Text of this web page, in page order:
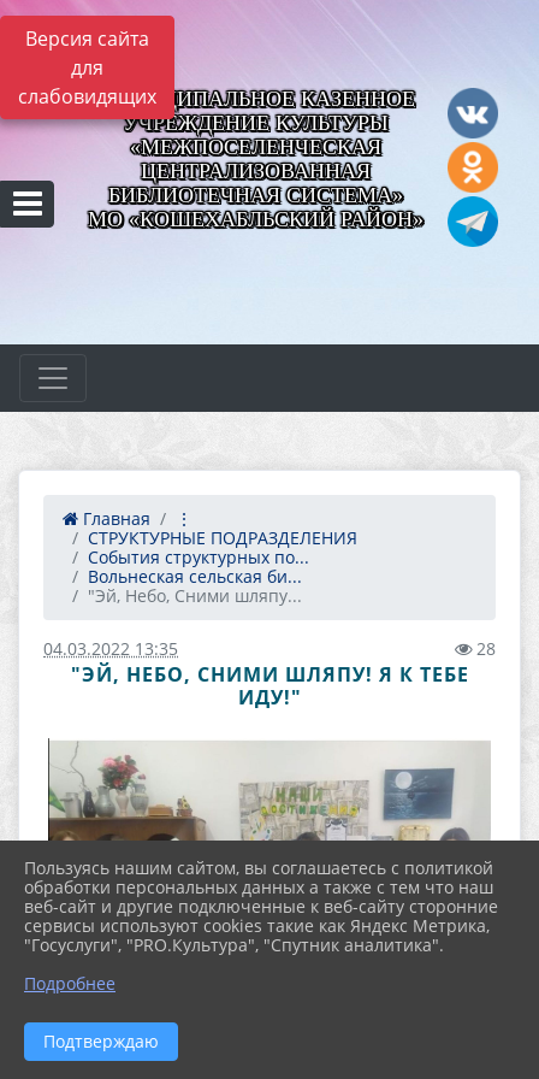
Версия сайта
для
слабовидящихМУНИЦИПАЛЬНОЕ КАЗЕННОЕ
УЧРЕЖДЕНИЕ КУЛЬТУРЫ
«МЕЖПОСЕЛЕНЧЕСКАЯ
ЦЕНТРАЛИЗОВАННАЯ
БИБЛИОТЕЧНАЯ СИСТЕМА»
МО «КОШЕХАБЛЬСКИЙ РАЙОН»
Главная
⋮
СТРУКТУРНЫЕ ПОДРАЗДЕЛЕНИЯ
События структурных по...
Вольнеская сельская би...
"Эй, Небо, Сними шляпу...
04.03.2022 13:35 28
"ЭЙ, НЕБО, СНИМИ ШЛЯПУ! Я К ТЕБЕ
ИДУ!"
Пользуясь нашим сайтом, вы соглашаетесь с политикой
обработки персональных данных а также с тем что наш
веб-сайт и другие подключенные к веб-сайту сторонние
сервисы используют cookies такие как Яндекс Метрика,
"Госуслуги", "PRO.Культура", "Спутник аналитика".
Подробнее
Подтверждаю